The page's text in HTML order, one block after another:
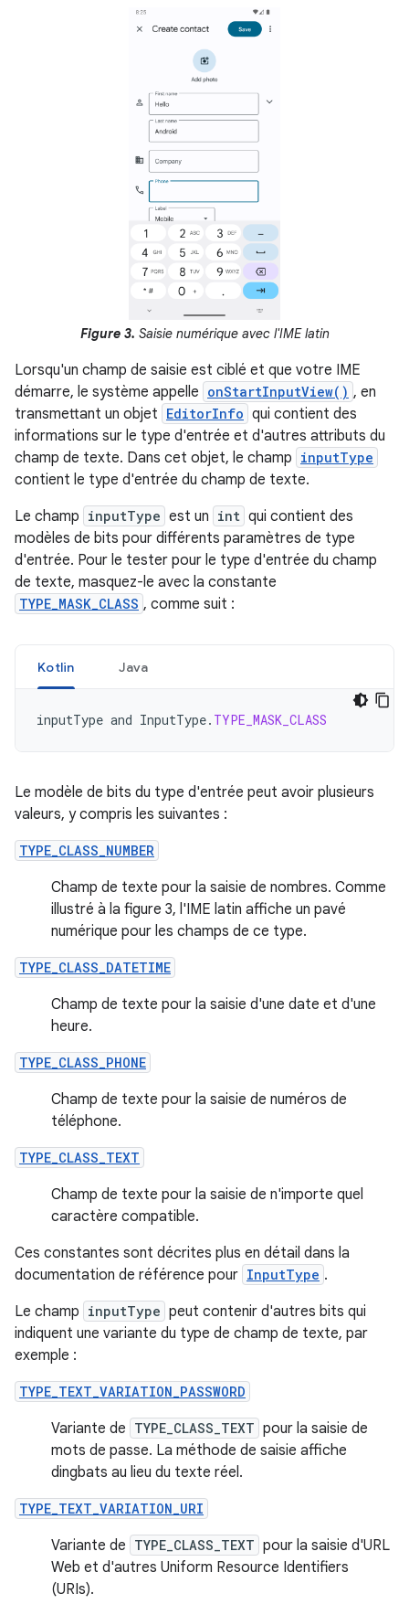
Figure 3. Saisie numérique avec l'IME latin
Lorsqu'un champ de saisie est ciblé et que votre IME
démarre, le système appelle onStartInputView() , en
transmettant un objet EditorInfo qui contient des
informations sur le type d'entrée et d'autres attributs du
champ de texte. Dans cet objet, le champ inputType
contient le type d'entrée du champ de texte.
Le champ inputType est un int qui contient des
modèles de bits pour différents paramètres de type
d'entrée. Pour le tester pour le type d'entrée du champ
de texte, masquez-le avec la constante
TYPE_MASK_CLASS , comme suit :
Kotlin Java
inputType and InputType. TYPE_MASK_CLASS
Le modèle de bits du type d'entrée peut avoir plusieurs
valeurs, y compris les suivantes :
TYPE_CLASS_NUMBER
Champ de texte pour la saisie de nombres. Comme
illustré à la figure 3, l'IME latin affiche un pavé
numérique pour les champs de ce type.
TYPE_CLASS_DATETIME
Champ de texte pour la saisie d'une date et d'une
heure.
TYPE_CLASS_PHONE
Champ de texte pour la saisie de numéros de
téléphone.
TYPE_CLASS_TEXT
Champ de texte pour la saisie de n'importe quel
caractère compatible.
Ces constantes sont décrites plus en détail dans la
documentation de référence pour InputType .
Le champ inputType peut contenir d'autres bits qui
indiquent une variante du type de champ de texte, par
exemple :
TYPE_TEXT_VARIATION_PASSWORD
Variante de TYPE_CLASS_TEXT pour la saisie de
mots de passe. La méthode de saisie affiche
dingbats au lieu du texte réel.
TYPE_TEXT_VARIATION_URI
Variante de TYPE_CLASS_TEXT pour la saisie d'URL
Web et d'autres Uniform Resource Identifiers
(URIs).